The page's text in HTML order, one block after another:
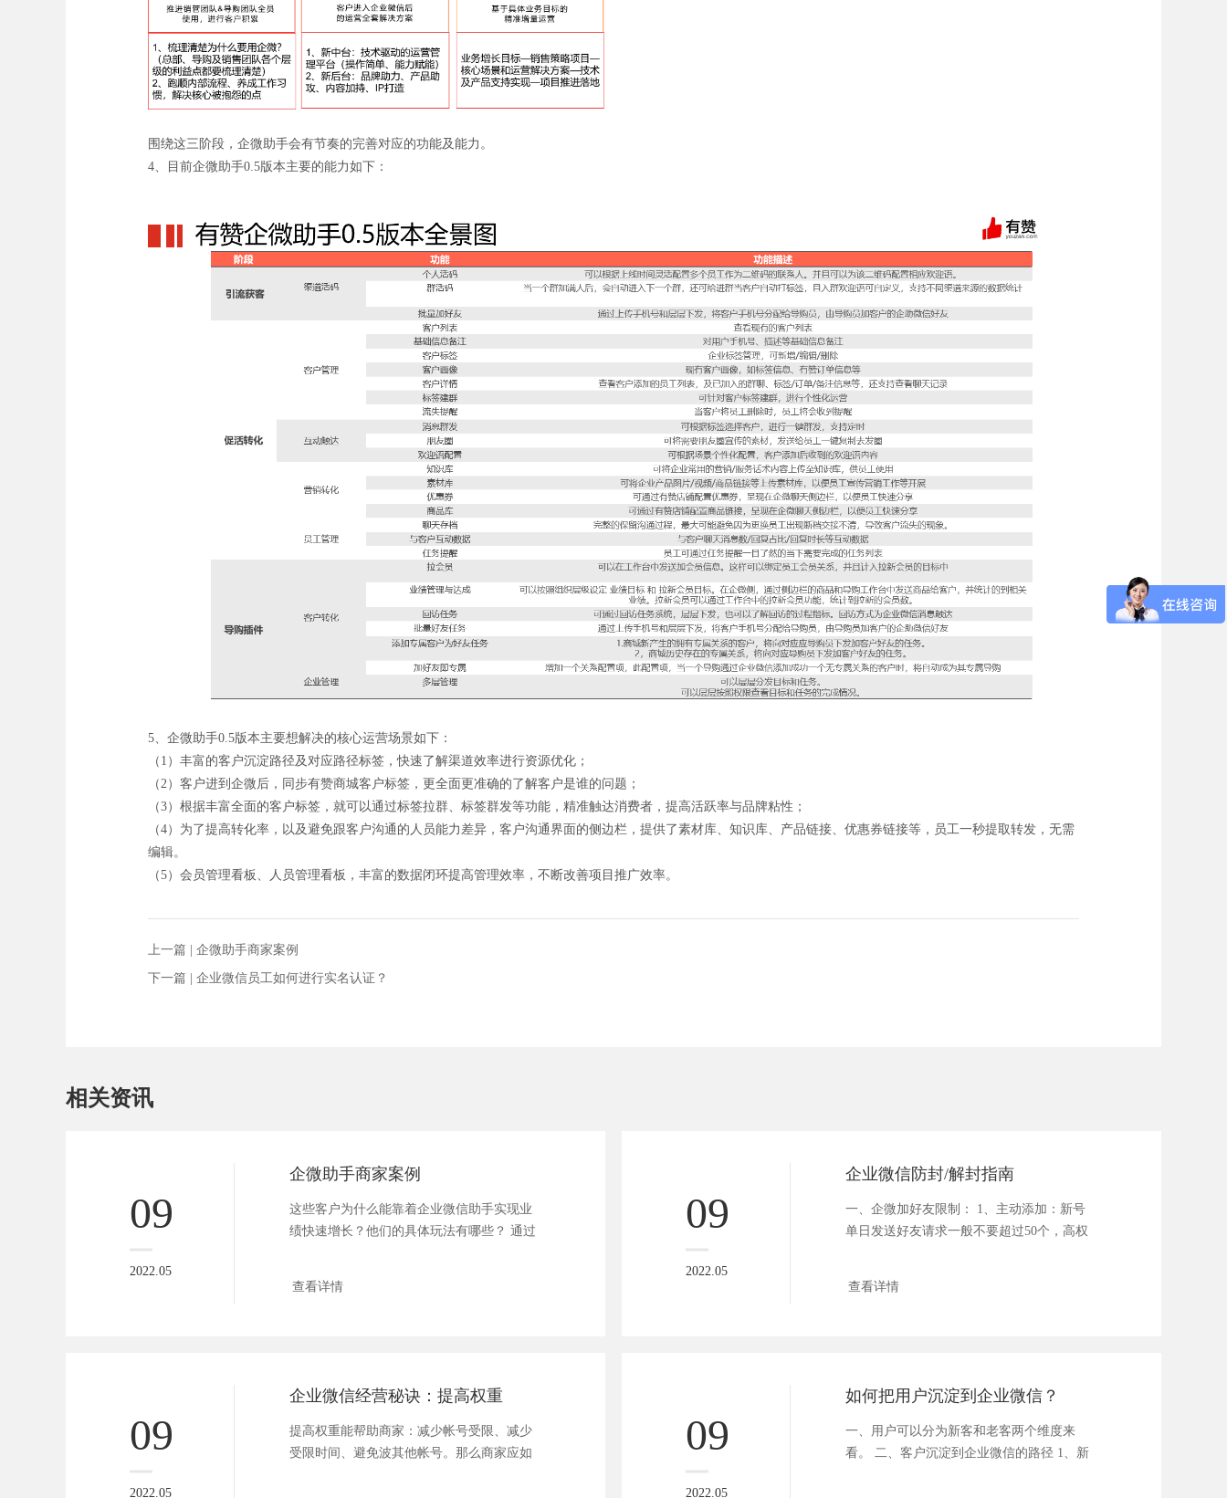
围绕这三阶段，企微助手会有节奏的完善对应的功能及能力。
4、目前企微助手0.5版本主要的能力如下：
5、企微助手0.5版本主要想解决的核心运营场景如下：
（1）丰富的客户沉淀路径及对应路径标签，快速了解渠道效率进行资源优化；
（2）客户进到企微后，同步有赞商城客户标签，更全面更准确的了解客户是谁的问题；
（3）根据丰富全面的客户标签，就可以通过标签拉群、标签群发等功能，精准触达消费者，提高活跃率与品牌粘性；
（4）为了提高转化率，以及避免跟客户沟通的人员能力差异，客户沟通界面的侧边栏，提供了素材库、知识库、产品链接、优惠券链接等，员工一秒提取转发，无需
编辑。
（5）会员管理看板、人员管理看板，丰富的数据闭环提高管理效率，不断改善项目推广效率。
上一篇 | 企微助手商家案例
下一篇 | 企业微信员工如何进行实名认证？
相关资讯
09
2022.05
企微助手商家案例
这些客户为什么能靠着企业微信助手实现业
绩快速增长？他们的具体玩法有哪些？ 通过
查看详情
09
2022.05
企业微信防封/解封指南
一、企微加好友限制： 1、主动添加：新号
单日发送好友请求一般不要超过50个，高权
查看详情
09
2022.05
企业微信经营秘诀：提高权重
提高权重能帮助商家：减少帐号受限、减少
受限时间、避免波其他帐号。那么商家应如
09
2022.05
如何把用户沉淀到企业微信？
一、用户可以分为新客和老客两个维度来
看。 二、客户沉淀到企业微信的路径 1、新